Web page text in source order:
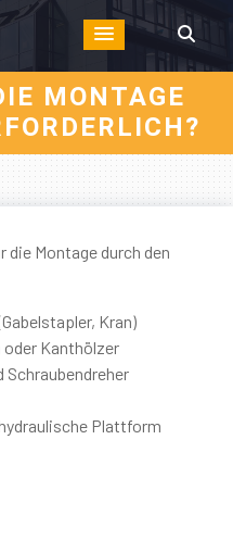
MONTAGE
die Montage durch den
Kran)
Kanthölzer
Schraubendreher
Plattform